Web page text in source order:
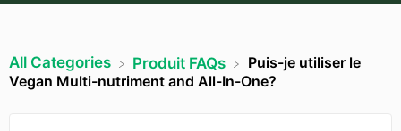
All Categories ​Produit FAQs
Puis-je utiliser le
Vegan Multi-nutriment and All-In-One?